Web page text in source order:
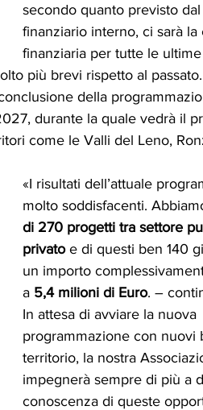
secondo quanto previsto
finanziario interno, ci sarà
finanziaria per tutte le
più brevi rispetto al passato.
della
durante la quale vedrà il
come le Valli del Leno,
«I risultati dell’attuale
molto soddisfacenti.
di 270 progetti tra settore
privato e di questi ben 140
un importo
a 5,4 milioni di Euro. –
In attesa di avviare la nuova
programmazione con
territorio, la nostra
impegnerà sempre di più a
conoscenza di queste